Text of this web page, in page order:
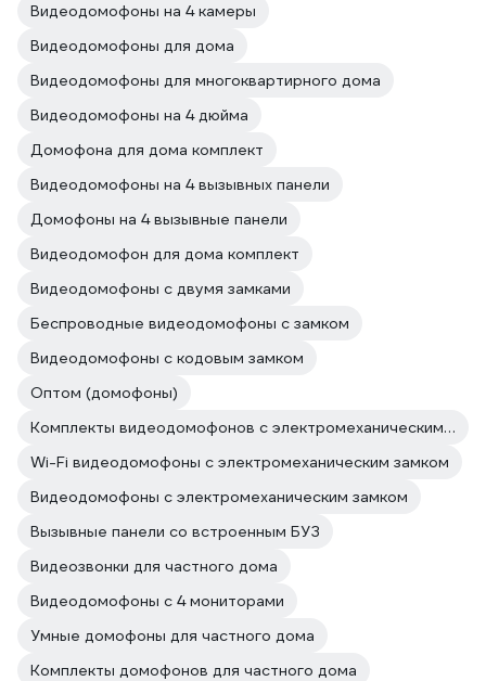
Видеодомофоны на 4 камеры
Видеодомофоны для дома
Видеодомофоны для многоквартирного дома
Видеодомофоны на 4 дюйма
Домофона для дома комплект
Видеодомофоны на 4 вызывных панели
Домофоны на 4 вызывные панели
Видеодомофон для дома комплект
Видеодомофоны с двумя замками
Беспроводные видеодомофоны с замком
Видеодомофоны с кодовым замком
Оптом (домофоны)
Комплекты видеодомофонов с электромеханическим замком
Wi-Fi видеодомофоны с электромеханическим замком
Видеодомофоны с электромеханическим замком
Вызывные панели со встроенным БУЗ
Видеозвонки для частного дома
Видеодомофоны с 4 мониторами
Умные домофоны для частного дома
Комплекты домофонов для частного дома